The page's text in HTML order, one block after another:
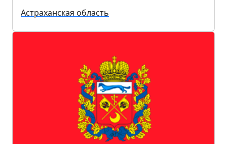
Астраханская область